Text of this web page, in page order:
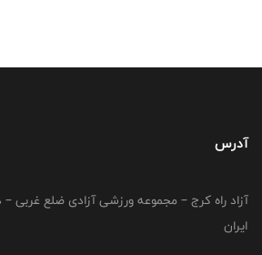
آدرس
آزاد راه کرج – مجموعه ورزشی آزادی ضلع غربی
ایران